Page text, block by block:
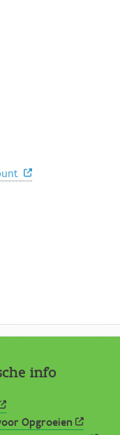
info
Opgroeien